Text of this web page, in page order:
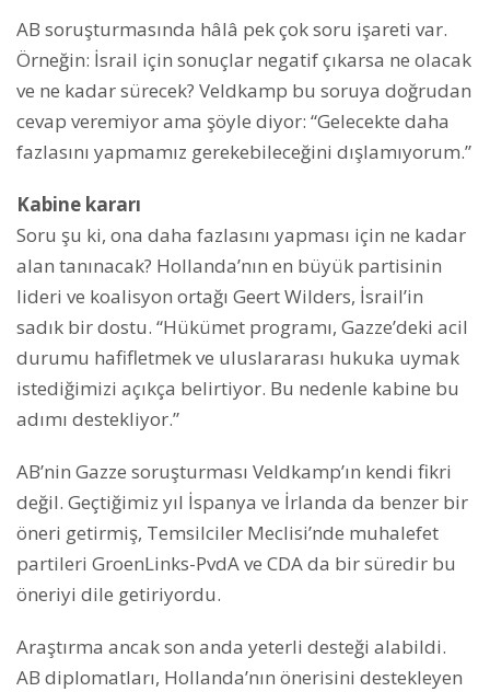
AB soruşturmasında hâlâ pek çok soru işareti var.
Örneğin: İsrail için sonuçlar negatif çıkarsa ne olacak
ve ne kadar sürecek? Veldkamp bu soruya doğrudan
cevap veremiyor ama şöyle diyor: “Gelecekte daha
fazlasını yapmamız gerekebileceğini dışlamıyorum.”
Kabine kararı
Soru şu ki, ona daha fazlasını yapması için ne kadar
alan tanınacak? Hollanda’nın en büyük partisinin
lideri ve koalisyon ortağı Geert Wilders, İsrail’in
sadık bir dostu. “Hükümet programı, Gazze’deki acil
durumu hafifletmek ve uluslararası hukuka uymak
istediğimizi açıkça belirtiyor. Bu nedenle kabine bu
adımı destekliyor.”
AB’nin Gazze soruşturması Veldkamp’ın kendi fikri
değil. Geçtiğimiz yıl İspanya ve İrlanda da benzer bir
öneri getirmiş, Temsilciler Meclisi’nde muhalefet
partileri GroenLinks-PvdA ve CDA da bir süredir bu
öneriyi dile getiriyordu.
Araştırma ancak son anda yeterli desteği alabildi.
AB diplomatları, Hollanda’nın önerisini destekleyen